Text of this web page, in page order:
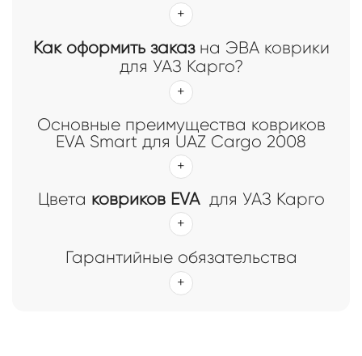
Как оформить заказна ЭВА коврики
для УАЗ Карго?
Основные преимущества ковриков
EVA Smart для UAZ Cargo 2008
Цвета ковриков EVAдля УАЗ Карго
Гарантийные обязательства